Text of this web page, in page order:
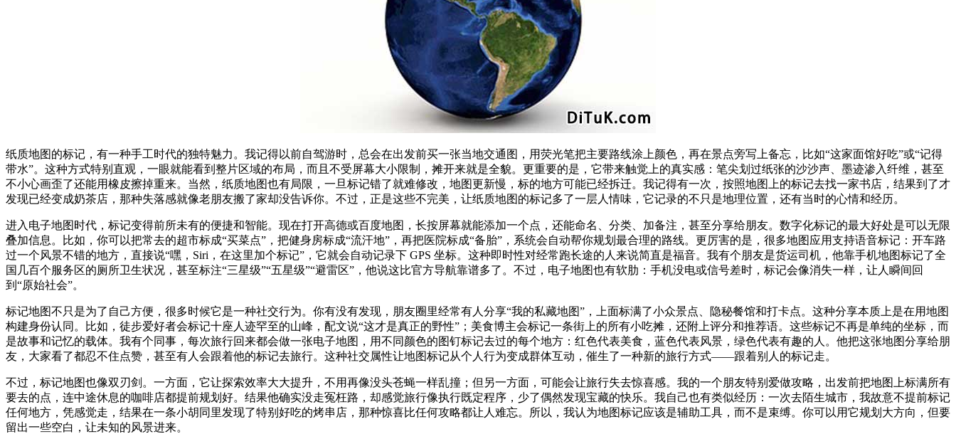
纸质地图的标记，有一种手工时代的独特魅力。我记得以前自驾游时，总会在出发前买一张当地交通图，用荧光笔把主要路线涂上颜色，再在景点旁写上备忘，比如“这家面馆好吃”或“记得
带水”。这种方式特别直观，一眼就能看到整片区域的布局，而且不受屏幕大小限制，摊开来就是全貌。更重要的是，它带来触觉上的真实感：笔尖划过纸张的沙沙声、墨迹渗入纤维，甚至
不小心画歪了还能用橡皮擦掉重来。当然，纸质地图也有局限，一旦标记错了就难修改，地图更新慢，标的地方可能已经拆迁。我记得有一次，按照地图上的标记去找一家书店，结果到了才
发现已经变成奶茶店，那种失落感就像老朋友搬了家却没告诉你。不过，正是这些不完美，让纸质地图的标记多了一层人情味，它记录的不只是地理位置，还有当时的心情和经历。
进入电子地图时代，标记变得前所未有的便捷和智能。现在打开高德或百度地图，长按屏幕就能添加一个点，还能命名、分类、加备注，甚至分享给朋友。数字化标记的最大好处是可以无限
叠加信息。比如，你可以把常去的超市标成“买菜点”，把健身房标成“流汗地”，再把医院标成“备胎”，系统会自动帮你规划最合理的路线。更厉害的是，很多地图应用支持语音标记：开车路
过一个风景不错的地方，直接说“嘿，Siri，在这里加个标记”，它就会自动记录下 GPS 坐标。这种即时性对经常跑长途的人来说简直是福音。我有个朋友是货运司机，他靠手机地图标记了全
国几百个服务区的厕所卫生状况，甚至标注“三星级”“五星级”“避雷区”，他说这比官方导航靠谱多了。不过，电子地图也有软肋：手机没电或信号差时，标记会像消失一样，让人瞬间回
到“原始社会”。
标记地图不只是为了自己方便，很多时候它是一种社交行为。你有没有发现，朋友圈里经常有人分享“我的私藏地图”，上面标满了小众景点、隐秘餐馆和打卡点。这种分享本质上是在用地图
构建身份认同。比如，徒步爱好者会标记十座人迹罕至的山峰，配文说“这才是真正的野性”；美食博主会标记一条街上的所有小吃摊，还附上评分和推荐语。这些标记不再是单纯的坐标，而
是故事和记忆的载体。我有个同事，每次旅行回来都会做一张电子地图，用不同颜色的图钉标记去过的每个地方：红色代表美食，蓝色代表风景，绿色代表有趣的人。他把这张地图分享给朋
友，大家看了都忍不住点赞，甚至有人会跟着他的标记去旅行。这种社交属性让地图标记从个人行为变成群体互动，催生了一种新的旅行方式——跟着别人的标记走。
不过，标记地图也像双刃剑。一方面，它让探索效率大大提升，不用再像没头苍蝇一样乱撞；但另一方面，可能会让旅行失去惊喜感。我的一个朋友特别爱做攻略，出发前把地图上标满所有
要去的点，连中途休息的咖啡店都提前规划好。结果他确实没走冤枉路，却感觉旅行像执行既定程序，少了偶然发现宝藏的快乐。我自己也有类似经历：一次去陌生城市，我故意不提前标记
任何地方，凭感觉走，结果在一条小胡同里发现了特别好吃的烤串店，那种惊喜比任何攻略都让人难忘。所以，我认为地图标记应该是辅助工具，而不是束缚。你可以用它规划大方向，但要
留出一些空白，让未知的风景进来。